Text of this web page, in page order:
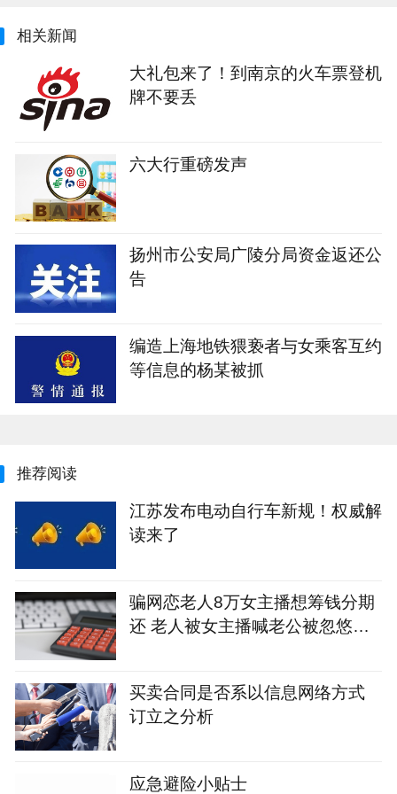
相关新闻
大礼包来了！到南京的火车票登机
牌不要丢
六大行重磅发声
扬州市公安局广陵分局资金返还公
告
编造上海地铁猥亵者与女乘客互约
等信息的杨某被抓
推荐阅读
江苏发布电动自行车新规！权威解
读来了
骗网恋老人8万女主播想筹钱分期
还 老人被女主播喊老公被忽悠打
买卖合同是否系以信息网络方式
订立之分析
应急避险小贴士